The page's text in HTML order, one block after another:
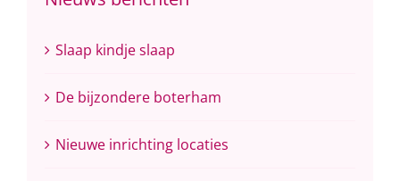
Slaap kindje slaap
De bijzondere boterham
Nieuwe inrichting locaties